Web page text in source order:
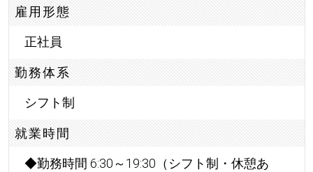
雇用形態
正社員
勤務体系
シフト制
就業時間
◆勤務時間 6:30～19:30（シフト制・休憩あ